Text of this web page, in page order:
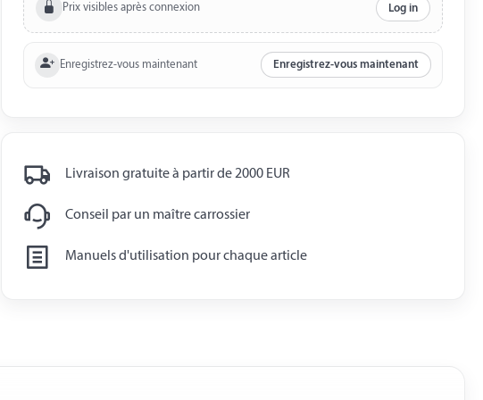
Prix visibles après connexion Log in
Enregistrez-vous maintenant Enregistrez-vous maintenant
Livraison gratuite à partir de 2000 EUR
Conseil par un maître carrossier
Manuels d'utilisation pour chaque article